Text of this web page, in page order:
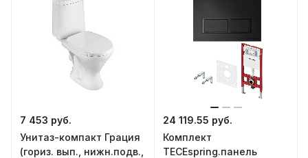
7 453 руб.
Унитаз-компакт Грация
(гориз. вып., нижн.подв.,
24 119.55 руб.
Комплект
TECEspring.панель